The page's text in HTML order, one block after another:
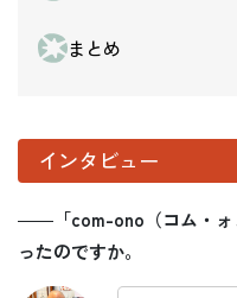
まとめ
インタビュー
―― 「com-ono（コム・
ったのですか。